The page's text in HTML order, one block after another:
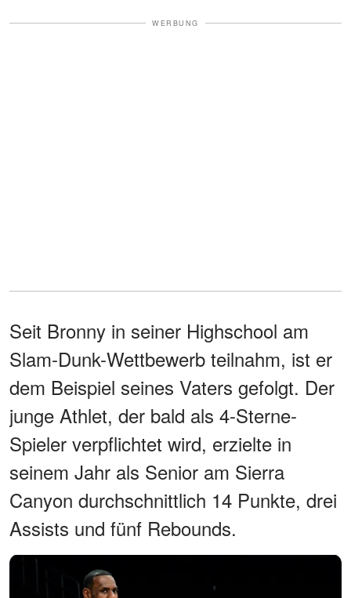
WERBUNG
Seit Bronny in seiner Highschool am
Slam-Dunk-Wettbewerb teilnahm, ist er
dem Beispiel seines Vaters gefolgt. Der
junge Athlet, der bald als 4-Sterne-
Spieler verpflichtet wird, erzielte in
seinem Jahr als Senior am Sierra
Canyon durchschnittlich 14 Punkte, drei
Assists und fünf Rebounds.